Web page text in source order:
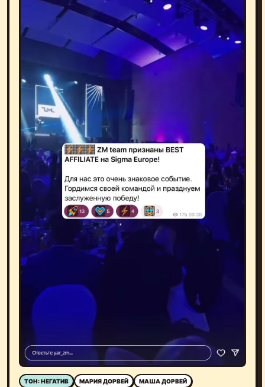
ТОН: НЕГАТИВ МАРИЯ ДОРВЕЙ МАША ДОРВЕЙ